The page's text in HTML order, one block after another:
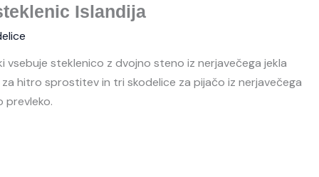
Islandija
vsebuje steklenico z dvojno steno iz nerjavečega jekla
hitro sprostitev in tri skodelice za pijačo iz nerjavečega
prevleko.